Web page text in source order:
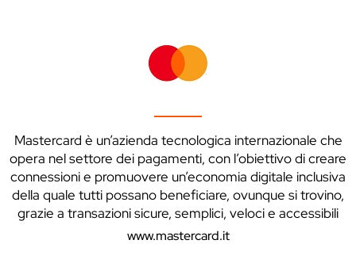
Mastercard è un’azienda tecnologica internazionale che
opera nel settore dei pagamenti, con l’obiettivo di creare
connessioni e promuovere un’economia digitale inclusiva
della quale tutti possano beneficiare, ovunque si trovino,
grazie a transazioni sicure, semplici, veloci e accessibili
www.mastercard.it